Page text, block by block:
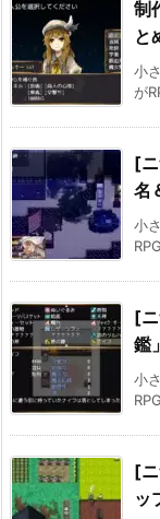
制
と
小
が
[
名
小
[
鑑
小
[
ッ